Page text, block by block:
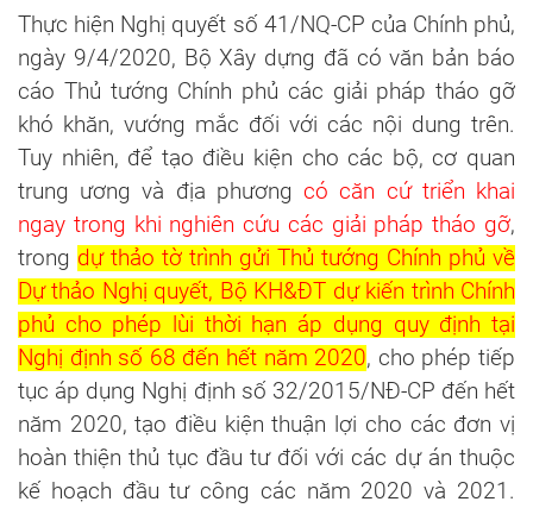
Thực hiện Nghị quyết số 41/NQ-CP của Chính phủ,
ngày 9/4/2020, Bộ Xây dựng đã có văn bản báo
cáo Thủ tướng Chính phủ các giải pháp tháo gỡ
khó khăn, vướng mắc đối với các nội dung trên.
Tuy nhiên, để tạo điều kiện cho các bộ, cơ quan
trung ương và địa phươngcó căn cứ triển khai
ngay trong khi nghiên cứu các giải pháp tháo gỡ,
trong dự thảo tờ trình gửi Thủ tướng Chính phủ về
Dự thảo Nghị quyết, Bộ KH&ĐT dự kiến trình Chính
phủ cho phép lùi thời hạn áp dụng quy định tại
Nghị định số 68 đến hết năm 2020, cho phép tiếp
tục áp dụng Nghị định số 32/2015/NĐ-CP đến hết
năm 2020, tạo điều kiện thuận lợi cho các đơn vị
hoàn thiện thủ tục đầu tư đối với các dự án thuộc
kế hoạch đầu tư công các năm 2020 và 2021.